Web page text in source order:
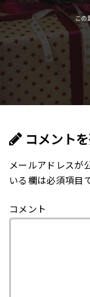
コメント
メールアドレスが
いる欄は必須項目
コメント